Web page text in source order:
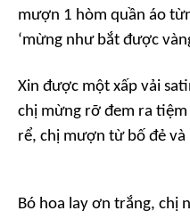
mượn 1 hòm quần áo
‘mừng như bắt được
Xin được một xấp vải
chị mừng rỡ đem ra tiệm
rể, chị mượn từ bố đẻ và
Bó hoa lay ơn trắng, chị